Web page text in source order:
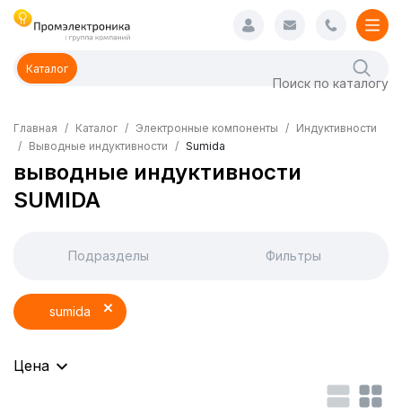
Каталог
Главная Каталог Электронные компоненты
Индуктивности
Выводные индуктивности
Sumida
выводные индуктивности
SUMIDA
Подразделы Фильтры
sumida
Цена